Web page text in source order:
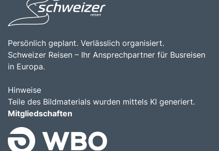
Persönlich geplant. Verlässlich organisiert.
Schweizer Reisen – Ihr Ansprechpartner für Busreisen
in Europa.
Hinweise
Teile des Bildmaterials wurden mittels KI generiert.
Mitgliedschaften